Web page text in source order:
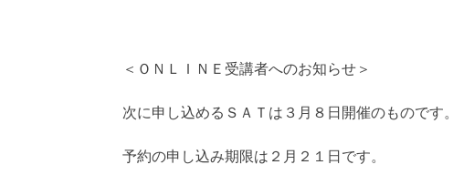
＜ＯＮＬＩＮＥ受講者へのお知らせ＞
次に申し込めるＳＡＴは３月８日開催のものです。
予約の申し込み期限は２月２１日です。